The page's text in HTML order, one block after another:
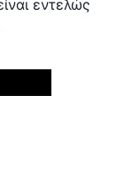
εντελώς